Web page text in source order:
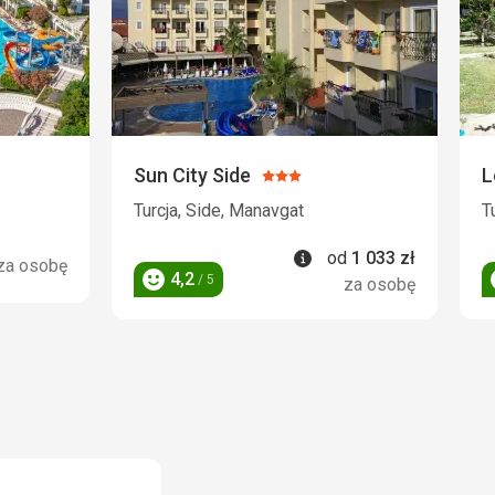
osobę
Sun City Side Ocena:
3/5
Turcja, Side, Manavgat
Ocena
4,2 / 5
Informacje
od 1 033 zł
za osobę